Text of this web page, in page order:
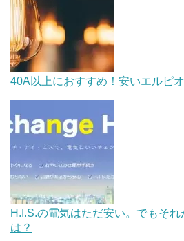
40A以上におすすめ！安いエルピ
H.I.S.の電気はただ安い。でもそ
は？